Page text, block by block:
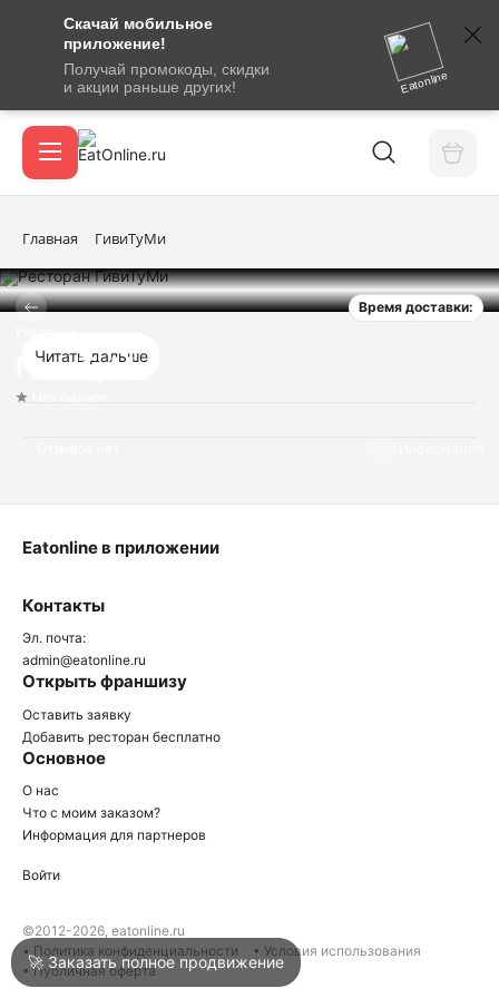
Скачай мобильное
приложение!
Получай промокоды, скидки
и акции раньше других!
Eatonline
сообщение
кодом
подтверждения
Акции
Войти
Написать в техподдержку
Главная ГивиТуМи
Время доставки:
ГивиТуМи
Читать дальше
Контакты
Эл. почта:
admin@eatonline.ru
Открыть франшизу
Оставить заявку
Добавить ресторан бесплатно
Основное
О нас
Что с моим заказом?
Информация для партнеров
Eatonline в приложении
Войти
©2012-2026, eatonline.ru
• Политика конфиденциальности
• Условия использования
• Публичная оферта
🚀 Заказать полное продвижение